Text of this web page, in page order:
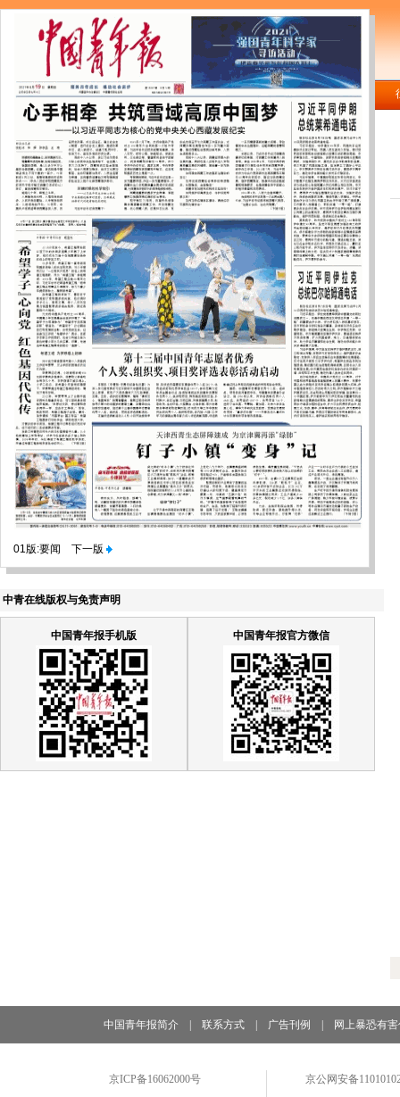
01版:要闻 下一版
中青在线版权与免责声明
中国青年报手机版 中国青年报官方微信
中国青年报简介 联系方式 广告刊例 网上暴恐有
京ICP备16062000号 京公网安备